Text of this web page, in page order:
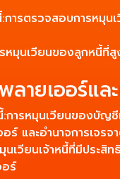
รตรวจสอบการหมุน
หมุนเวียนของลูกหนี้ที่
ยเออร์และ
ารหมุนเวียนของบัญ
และอำนาจการเจรจ
เวียนเจ้าหนี้ที่มีประ
ร์